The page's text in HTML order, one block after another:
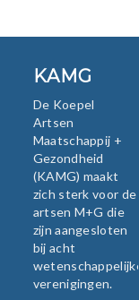
KAMG
De Koepel
Artsen
Maatschappij +
Gezondheid
(KAMG) maakt
zich sterk voor de
artsen M+G die
zijn aangesloten
bij acht
wetenschappelijke
verenigingen.